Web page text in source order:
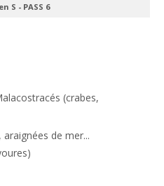
S - PASS 6
(crabes,
araignées de mer...